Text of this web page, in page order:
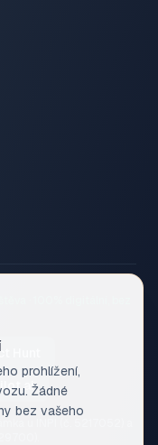
· 100% digitální, bez
Hunt
u INPI (č. 5217052) a
prohlížení,
Žádné
bez vašeho